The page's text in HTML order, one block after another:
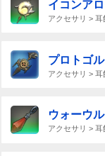
イコンア
アクセサリ > 耳
プロトゴ
アクセサリ > 耳
ウォーウ
アクセサリ > 耳